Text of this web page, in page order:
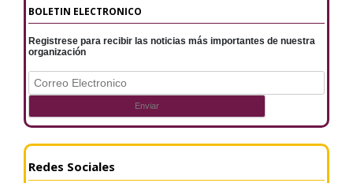
BOLETIN ELECTRONICO
Registrese para recibir las noticias más importantes de nuestra
organización
Redes Sociales